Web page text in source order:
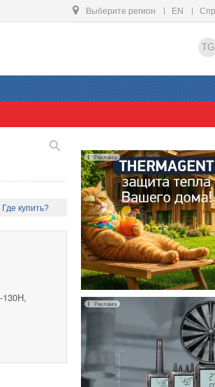
Выберите регион EN
TG
Где купить?
Реклама
Реклама